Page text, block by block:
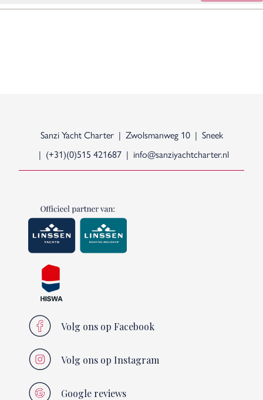
Sanzi Yacht Charter Zwolsmanweg 10
Sneek
(+31)(0)515 421687
info@sanziyachtcharter.nl
Volg ons op Facebook
Volg ons op Instagram
Google reviews